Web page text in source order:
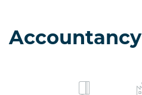
Accountancy